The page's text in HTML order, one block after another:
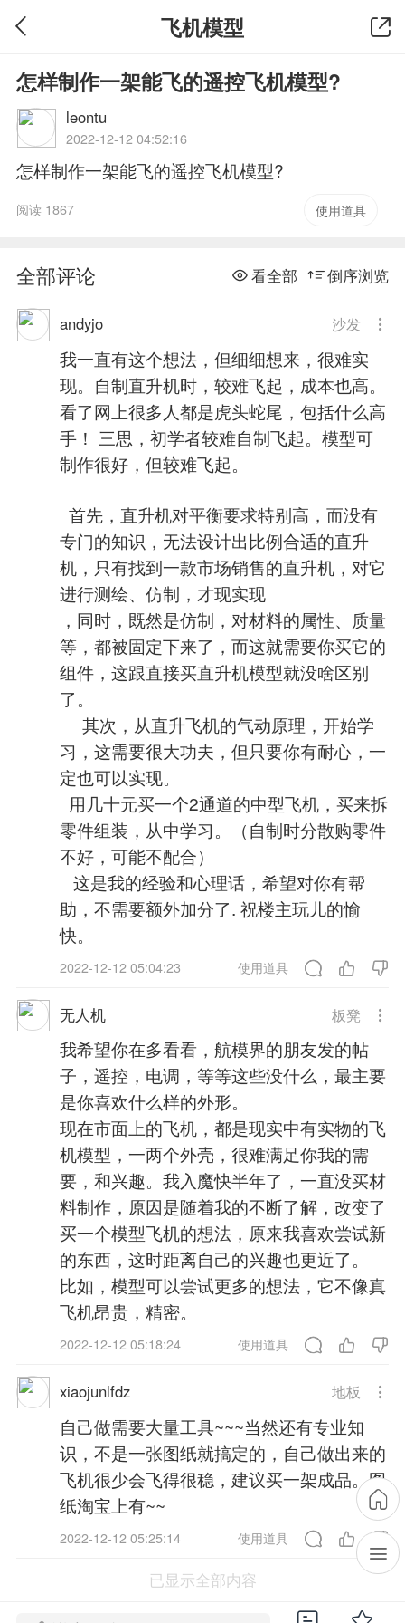
飞机模型
怎样制作一架能飞的遥控飞机模型?
leontu
2022-12-12 04:52:16
怎样制作一架能飞的遥控飞机模型?
阅读 1867 使用道具
全部评论 倒序浏览
看全部
沙发
andyjo
我一直有这个想法，但细细想来，很难实
现。自制直升机时，较难飞起，成本也高。
看了网上很多人都是虎头蛇尾，包括什么高
手！ 三思，初学者较难自制飞起。模型可
制作很好，但较难飞起。
首先，直升机对平衡要求特别高，而没有
专门的知识，无法设计出比例合适的直升
机，只有找到一款市场销售的直升机，对它
进行测绘、仿制，才现实现
，同时，既然是仿制，对材料的属性、质量
等，都被固定下来了，而这就需要你买它的
组件，这跟直接买直升机模型就没啥区别
了。
其次，从直升飞机的气动原理，开始学
习，这需要很大功夫，但只要你有耐心，一
定也可以实现。
用几十元买一个2通道的中型飞机，买来拆
零件组装，从中学习。（自制时分散购零件
不好，可能不配合）
这是我的经验和心理话，希望对你有帮
助，不需要额外加分了. 祝楼主玩儿的愉
快。
2022-12-12 05:04:23 使用道具
板凳
无人机
我希望你在多看看，航模界的朋友发的帖
子，遥控，电调，等等这些没什么，最主要
是你喜欢什么样的外形。
现在市面上的飞机，都是现实中有实物的飞
机模型，一两个外壳，很难满足你我的需
要，和兴趣。我入魔快半年了，一直没买材
料制作，原因是随着我的不断了解，改变了
买一个模型飞机的想法，原来我喜欢尝试新
的东西，这时距离自己的兴趣也更近了。
比如，模型可以尝试更多的想法，它不像真
飞机昂贵，精密。
2022-12-12 05:18:24 使用道具
地板
xiaojunlfdz
自己做需要大量工具~~~当然还有专业知
识，不是一张图纸就搞定的，自己做出来的
飞机很少会飞得很稳，建议买一架成品。图
纸淘宝上有~~
2022-12-12 05:25:14 使用道具
已显示全部内容